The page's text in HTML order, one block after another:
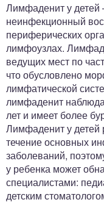
Лимфаденит у
неинфекционный
периферических
лимфоузлах.
ведущих мест по
что обусловлено
лимфатической
лимфаденит
лет и имеет более
Лимфаденит у детей
течение основных
заболеваний,
у ребенка может
специалистами:
детским